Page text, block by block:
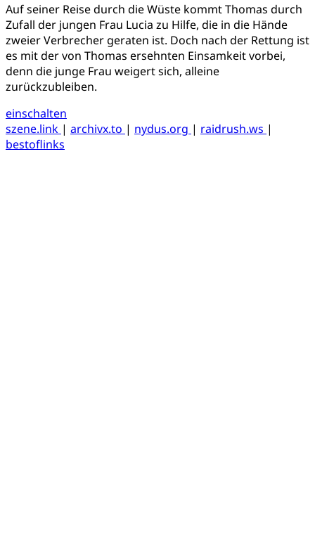
Auf seiner Reise durch die Wüste kommt Thomas durch
Zufall der jungen Frau Lucia zu Hilfe, die in die Hände
zweier Verbrecher geraten ist. Doch nach der Rettung ist
es mit der von Thomas ersehnten Einsamkeit vorbei,
denn die junge Frau weigert sich, alleine
zurückzubleiben.
einschalten
szene.link | archivx.to | nydus.org | raidrush.ws |
bestoflinks